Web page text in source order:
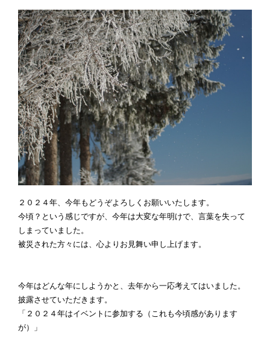
２０２４年、今年もどうぞよろしくお願いいたします。
今頃？という感じですが、今年は大変な年明けで、言葉を失って
しまっていました。
被災された方々には、心よりお見舞い申し上げます。
今年はどんな年にしようかと、去年から一応考えてはいました。
披露させていただきます。
「２０２４年はイベントに参加する（これも今頃感があります
が）」